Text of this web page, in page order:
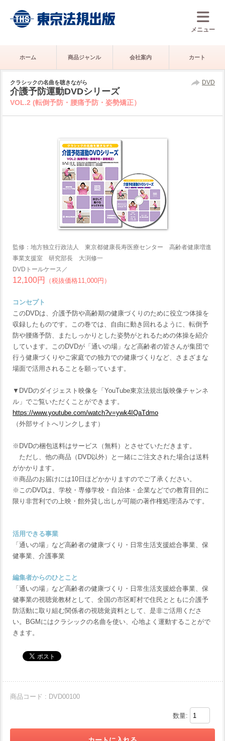
メニュー
ホーム 商品ジャンル 会社案内 カート
DVD
クラシックの名曲を聴きながら
介護予防運動DVDシリーズ
VOL.2 (転倒予防・腰痛予防・姿勢矯正）
監修：地方独立行政法人 東京都健康長寿医療センター 高齢者健康増進
事業支援室 研究部長 大渕修一
DVDトールケース／
12,100円 （税抜価格11,000円）
コンセプト
このDVDは、介護予防や高齢期の健康づくりのために役立つ体操を
収録したものです。この巻では、自由に動き回れるように、転倒予
防や腰痛予防、またしっかりとした姿勢がとれるための体操を紹介
しています。このDVDが「通いの場」など高齢者の皆さんが集団で
行う健康づくりやご家庭での独力での健康づくりなど、さまざまな
場面で活用されることを願っています。
▼DVDのダイジェスト映像を「YouTube東京法規出版映像チャンネ
ル」でご覧いただくことができます。
https://www.youtube.com/watch?v=ywk4IQaTdmo
（外部サイトへリンクします）
※DVDの梱包送料はサービス（無料）とさせていただきます。
ただし、他の商品（DVD以外）と一緒にご注文された場合は送料
がかかります。
※商品のお届けには10日ほどかかりますのでご了承ください。
※このDVDは、学校・専修学校・自治体・企業などでの教育目的に
限り非営利での上映・館外貸し出しが可能の著作権処理済みです。
活用できる事業
「通いの場」など高齢者の健康づくり・日常生活支援総合事業、保
健事業、介護事業
編集者からのひとこと
「通いの場」など高齢者の健康づくり・日常生活支援総合事業、保
健事業の視聴覚教材として、全国の市区町村で住民とともに介護予
防活動に取り組む関係者の視聴覚資料として、是非ご活用くださ
い。BGMにはクラシックの名曲を使い、心地よく運動することがで
きます。
商品コード : DVD00100
数量: